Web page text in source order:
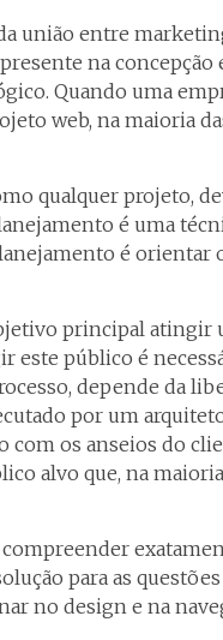
união entre
na
Quando uma
web, na maioria
qualquer projeto,
é uma
é orientar
principal atingir
este público é
depende da
por um
com os anseios do
alvo que, na
para as
no design e na